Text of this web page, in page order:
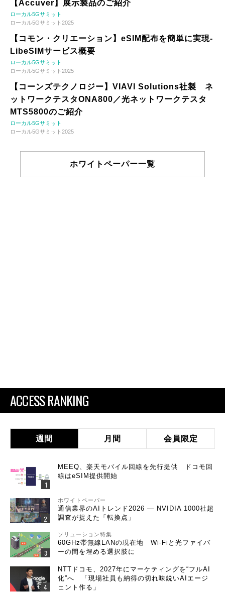
【Accuver】展示製品のご紹介
ローカル5Gサミット
ローカル5Gサミット2025
【コモン・クリエーション】eSIM配布を簡単に実現-
LibeSIMサービス概要
ローカル5Gサミット
ローカル5Gサミット2025
【コーンズテクノロジー】VIAVI Solutions社製 ネ
ットワークテスタONA800／光ネットワークテスタ
MTS5800のご紹介
ローカル5Gサミット
ローカル5Gサミット2025
ホワイトペーパー一覧
ACCESS RANKING
週間 月間 会員限定
MEEQ、楽天モバイル回線を先行提供 ドコモ回
線はeSIM提供開始
ホワイトペーパー
通信業界のAIトレンド2026 ― NVIDIA 1000社超
調査が捉えた「転換点」
ソリューション特集
60GHz帯無線LANの現在地 Wi-Fiと光ファイバ
ーの間を埋める選択肢に
NTTドコモ、2027年にマーケティングを“フルAI
化”へ 「現場社員も納得の切れ味鋭いAIエージ
ェント作る」